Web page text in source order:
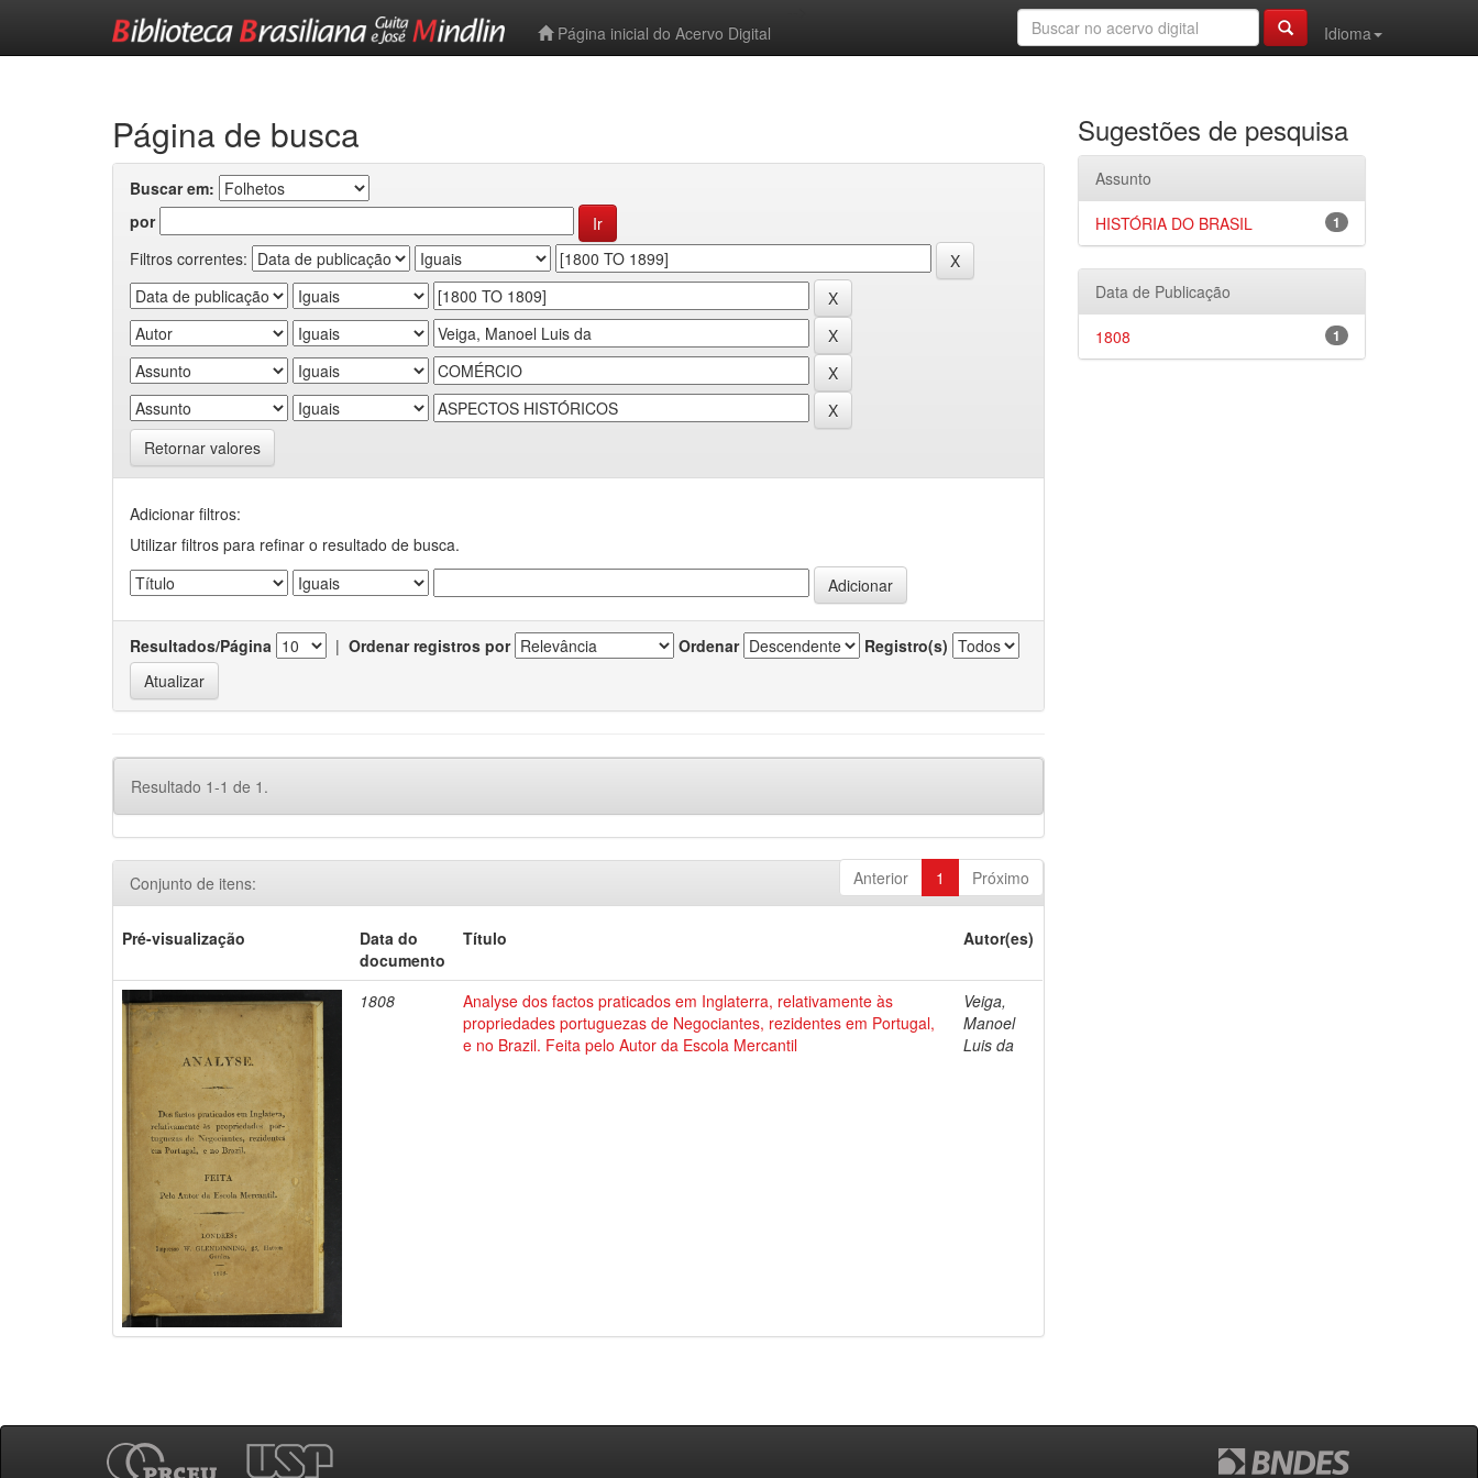
Página inicial do Acervo Digital
Idioma
Página de busca
Buscar em:
por
Filtros correntes:
Retornar valores
Adicionar filtros:
Utilizar filtros para refinar o resultado de busca.
Resultados/Página | Ordenar registros por Ordenar Registro(s)
Resultado 1-1 de 1.
Anterior 1 Próximo
Conjunto de itens:
Pré-visualização
Data do
documento
Título Autor(es)
1808
Analyse dos factos praticados em Inglaterra, relativamente às
propriedades portuguezas de Negociantes, rezidentes em Portugal,
e no Brazil. Feita pelo Autor da Escola Mercantil
Veiga,
Manoel
Luis da
Sugestões de pesquisa
Assunto
1
HISTÓRIA DO BRASIL
Data de Publicação
1
1808